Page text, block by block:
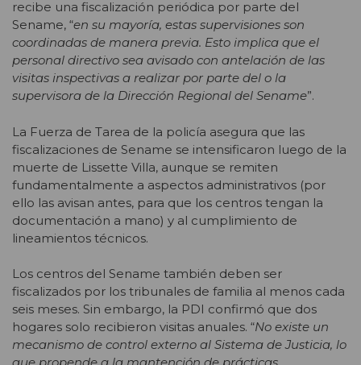
recibe una fiscalización periódica por parte del
Sename, “en su mayoría, estas supervisiones son
coordinadas de manera previa. Esto implica que el
personal directivo sea avisado con antelación de las
visitas inspectivas a realizar por parte del o la
supervisora de la Dirección Regional del Sename”.
La Fuerza de Tarea de la policía asegura que las
fiscalizaciones de Sename se intensificaron luego de la
muerte de Lissette Villa, aunque se remiten
fundamentalmente a aspectos administrativos (por
ello las avisan antes, para que los centros tengan la
documentación a mano) y al cumplimiento de
lineamientos técnicos.
Los centros del Sename también deben ser
fiscalizados por los tribunales de familia al menos cada
seis meses. Sin embargo, la PDI confirmó que dos
hogares solo recibieron visitas anuales. “No existe un
mecanismo de control externo al Sistema de Justicia, lo